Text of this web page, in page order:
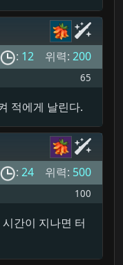
: 12 위력: 200
65
적에게 날린다.
: 24 위력: 500
100
간이 지나면 터